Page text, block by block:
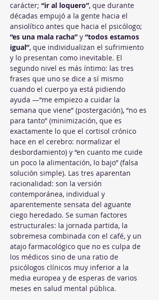
carácter; “ir al loquero”, que durante
décadas empujó a la gente hacia el
ansiolítico antes que hacia el psicólogo;
“es una mala racha” y “todos estamos
igual”, que individualizan el sufrimiento
y lo presentan como inevitable. El
segundo nivel es más íntimo: las tres
frases que uno se dice a sí mismo
cuando el cuerpo ya está pidiendo
ayuda —“me empiezo a cuidar la
semana que viene” (postergación), “no es
para tanto” (minimización, que es
exactamente lo que el cortisol crónico
hace en el cerebro: normalizar el
desbordamiento) y “en cuanto me cuide
un poco la alimentación, lo bajo” (falsa
solución simple). Las tres aparentan
racionalidad: son la versión
contemporánea, individual y
aparentemente sensata del aguante
ciego heredado. Se suman factores
estructurales: la jornada partida, la
sobremesa combinada con el café, y un
atajo farmacológico que no es culpa de
los médicos sino de una ratio de
psicólogos clínicos muy inferior a la
media europea y de esperas de varios
meses en salud mental pública.